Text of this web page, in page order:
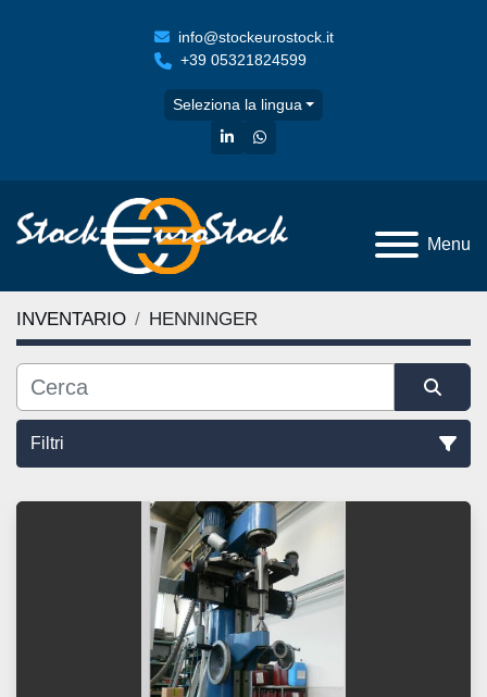
info@stockeurostock.it
+39 05321824599
Seleziona la lingua
linkedinwhatsapp
Menu
INVENTARIO HENNINGER
Filtri
Tutte le categorie
Ordina per